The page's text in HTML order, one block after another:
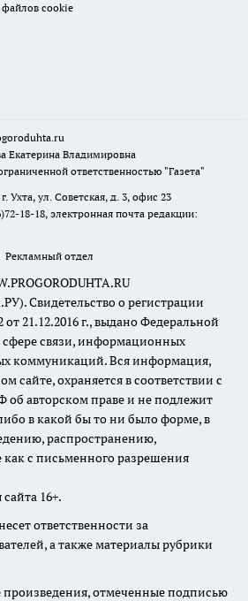
файлов cookie
Екатерина Владимировна
ответственностью "Газета"
Ухта, ул. Советская, д. 3, офис 23
18-18, электронная почта редакции:
Рекламный отдел
Свидетельство о регистрации
21.12.2016 г., выдано Федеральной
сфере связи, информационных
коммуникаций. Вся информация,
сайте, охраняется в соответствии с
об авторском праве и не подлежит
в какой бы то ни было форме, в
распространению,
как с письменного разрешения
16+.
ответственности за
а также материалы рубрики
произведения, отмеченные подписью